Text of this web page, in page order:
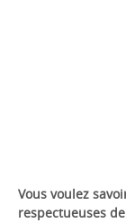
Vous voulez
respectueuses